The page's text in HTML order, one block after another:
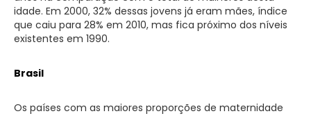
idade. Em 2000, 32% dessas jovens já eram mães, índice
que caiu para 28% em 2010, mas fica próximo dos níveis
existentes em 1990.
Brasil
Os países com as maiores proporções de maternidade